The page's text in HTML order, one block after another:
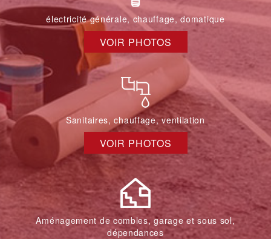
électricité générale, chauffage, domatique
VOIR PHOTOS
Sanitaires, chauffage, ventilation
VOIR PHOTOS
Aménagement de combles, garage et sous sol,
dépendances